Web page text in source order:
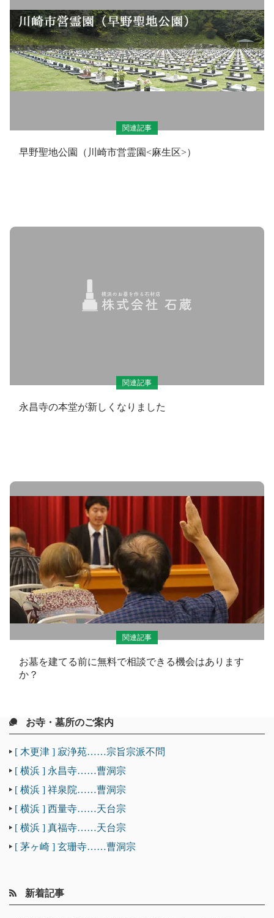
関連記事
早野聖地公園（川崎市営霊園<麻生区>）
関連記事
永昌寺の本堂が新しくなりました
関連記事
お墓を建てる前に無料で相談できる機会はあります
か？
お寺・墓所のご案内
[ 木更津 ] 寂浄苑……宗旨宗派不問
[ 横浜 ] 永昌寺……曹洞宗
[ 横浜 ] 祥泉院……曹洞宗
[ 横浜 ] 西量寺……天台宗
[ 横浜 ] 真福寺……天台宗
[ 茅ヶ崎 ] 玄珊寺……曹洞宗
新着記事